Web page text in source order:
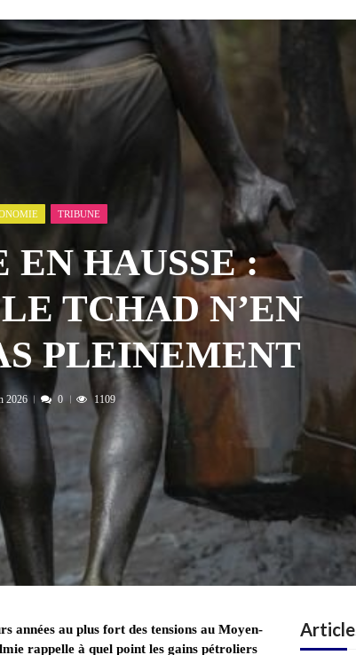
4 AOÛT 2026
v... 7 AOÛT 2026
Star... 7 AOÛT 2026
TRIBUNE
EN HAUSSE :
TCHAD N’EN
PLEINEMENT
2026 0 1109
années au plus fort des tensions au Moyen-
rappelle à quel point les gains pétroliers